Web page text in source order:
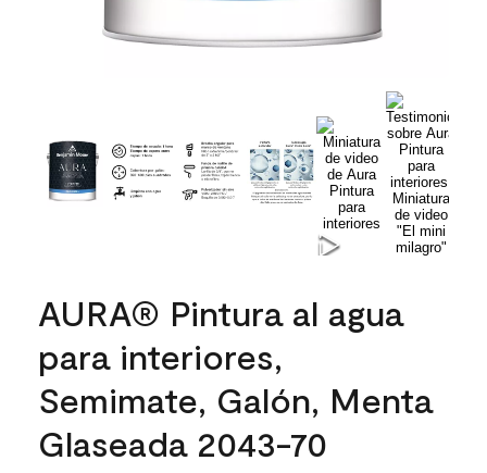
AURA® Pintura al agua
para interiores,
Semimate, Galón, Menta
Glaseada 2043-70